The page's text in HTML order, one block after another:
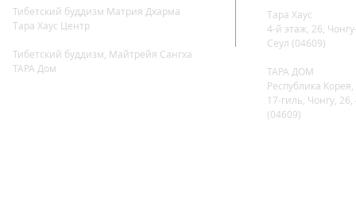
Тибетский буддизм Матрия Дхарма
​Тара Хаус Центр
Тибетский буддизм, Майтрейя Сангха
ТАРА Дом
Тара Хаус
4-й этаж, 26,
Сеул (04609)
ТАРА ДОМ
Республика
17-гиль, Чонгу,
(04609)